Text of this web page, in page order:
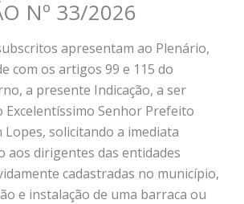
Nº 33/2026
apresentam ao Plenário,
com os artigos 99 e 115 do
a presente Indicação, a ser
Excelentíssimo Senhor Prefeito
Lopes, solicitando a imediata
aos dirigentes das entidades
cadastradas no município,
e instalação de uma barraca ou